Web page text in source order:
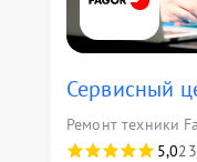
Сервисный
Ремонт техники
5,0